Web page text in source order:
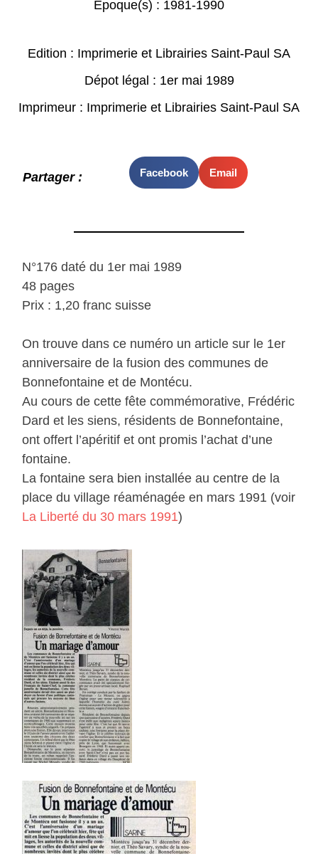
Epoque(s) : 1981-1990
Edition : Imprimerie et Librairies Saint-Paul SA
Dépot légal : 1er mai 1989
Imprimeur : Imprimerie et Librairies Saint-Paul SA
Partager : Facebook Email
N°176 daté du 1er mai 1989
48 pages
Prix : 1,20 franc suisse
On trouve dans ce numéro un article sur le 1er
anniversaire de la fusion des communes de
Bonnefontaine et de Montécu.
Au cours de cette fête commémorative, Frédéric
Dard et les siens, résidents de Bonnefontaine,
ont offert l’apéritif et ont promis l’achat d’une
fontaine.
La fontaine sera bien installée au centre de la
place du village réaménagée en mars 1991 (voir
La Liberté du 30 mars 1991)